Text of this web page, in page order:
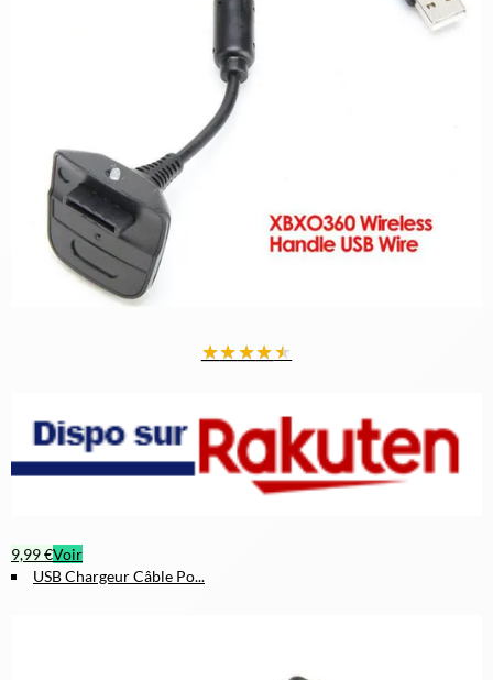
★★★★★
9,99 €Voir
USB Chargeur Câble Po...